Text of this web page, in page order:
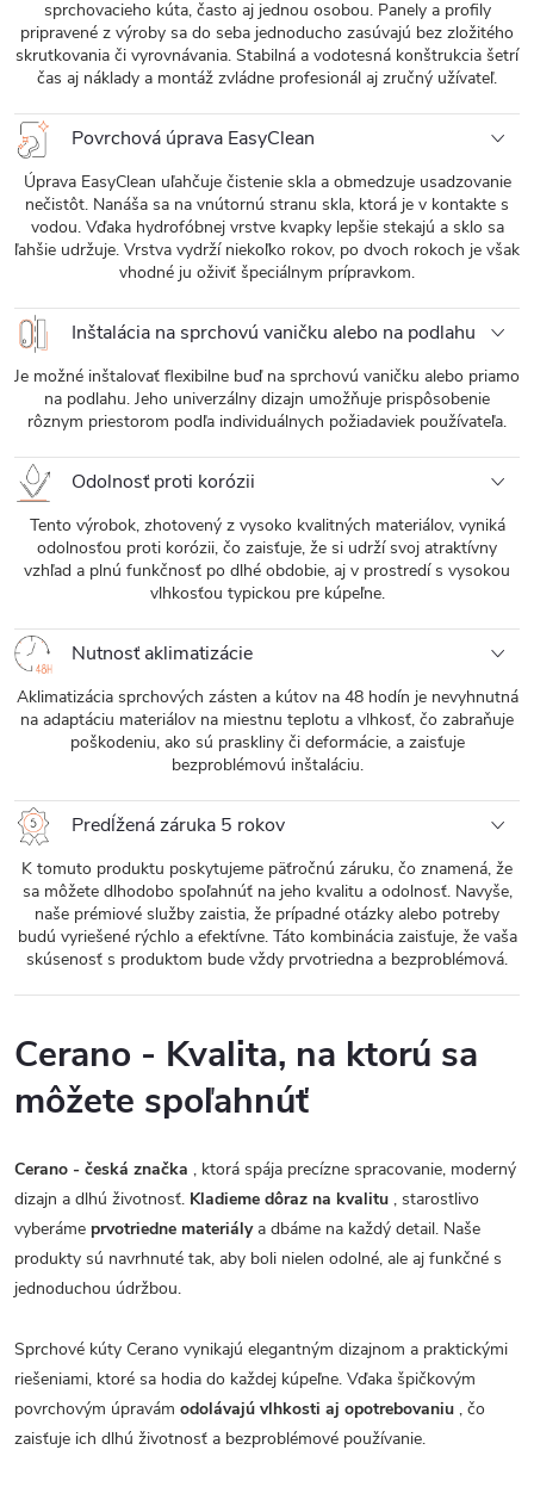
sprchovacieho kúta, často aj jednou osobou. Panely a profily
pripravené z výroby sa do seba jednoducho zasúvajú bez zložitého
skrutkovania či vyrovnávania. Stabilná a vodotesná konštrukcia šetrí
čas aj náklady a montáž zvládne profesionál aj zručný užívateľ.
Povrchová úprava EasyClean
Úprava EasyClean uľahčuje čistenie skla a obmedzuje usadzovanie
nečistôt. Nanáša sa na vnútornú stranu skla, ktorá je v kontakte s
vodou. Vďaka hydrofóbnej vrstve kvapky lepšie stekajú a sklo sa
ľahšie udržuje. Vrstva vydrží niekoľko rokov, po dvoch rokoch je však
vhodné ju oživiť špeciálnym prípravkom.
Inštalácia na sprchovú vaničku alebo na podlahu
Je možné inštalovať flexibilne buď na sprchovú vaničku alebo priamo
na podlahu. Jeho univerzálny dizajn umožňuje prispôsobenie
rôznym priestorom podľa individuálnych požiadaviek používateľa.
Odolnosť proti korózii
Tento výrobok, zhotovený z vysoko kvalitných materiálov, vyniká
odolnosťou proti korózii, čo zaisťuje, že si udrží svoj atraktívny
vzhľad a plnú funkčnosť po dlhé obdobie, aj v prostredí s vysokou
vlhkosťou typickou pre kúpeľne.
Nutnosť aklimatizácie
Aklimatizácia sprchových zásten a kútov na 48 hodín je nevyhnutná
na adaptáciu materiálov na miestnu teplotu a vlhkosť, čo zabraňuje
poškodeniu, ako sú praskliny či deformácie, a zaisťuje
bezproblémovú inštaláciu.
Predĺžená záruka 5 rokov
K tomuto produktu poskytujeme päťročnú záruku, čo znamená, že
sa môžete dlhodobo spoľahnúť na jeho kvalitu a odolnosť. Navyše,
naše prémiové služby zaistia, že prípadné otázky alebo potreby
budú vyriešené rýchlo a efektívne. Táto kombinácia zaisťuje, že vaša
skúsenosť s produktom bude vždy prvotriedna a bezproblémová.
Cerano - Kvalita, na ktorú sa
môžete spoľahnúť
Cerano - česká značka , ktorá spája precízne spracovanie, moderný
dizajn a dlhú životnosť. Kladieme dôraz na kvalitu , starostlivo
vyberáme prvotriedne materiálya dbáme na každý detail. Naše
produkty sú navrhnuté tak, aby boli nielen odolné, ale aj funkčné s
jednoduchou údržbou.
Sprchové kúty Cerano vynikajú elegantným dizajnom a praktickými
riešeniami, ktoré sa hodia do každej kúpeľne. Vďaka špičkovým
povrchovým úpravám odolávajú vlhkosti aj opotrebovaniu , čo
zaisťuje ich dlhú životnosť a bezproblémové používanie.